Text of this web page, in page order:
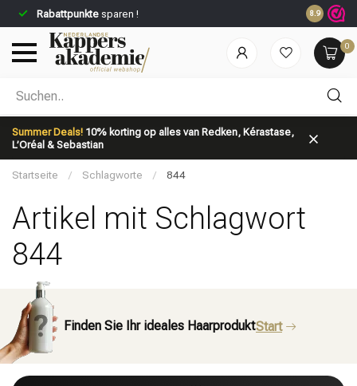
Rabattpunkte sparen ! 8.9
0
Summer Deals! 10% korting op alles van Redken, Kérastase,
L’Oréal & Sebastian
Nach welcher Kategorie suchst du?
Marken
Startseite / Schlagworte / 844
Artikel mit Schlagwort
844
Finden Sie Ihr ideales HaarproduktStart